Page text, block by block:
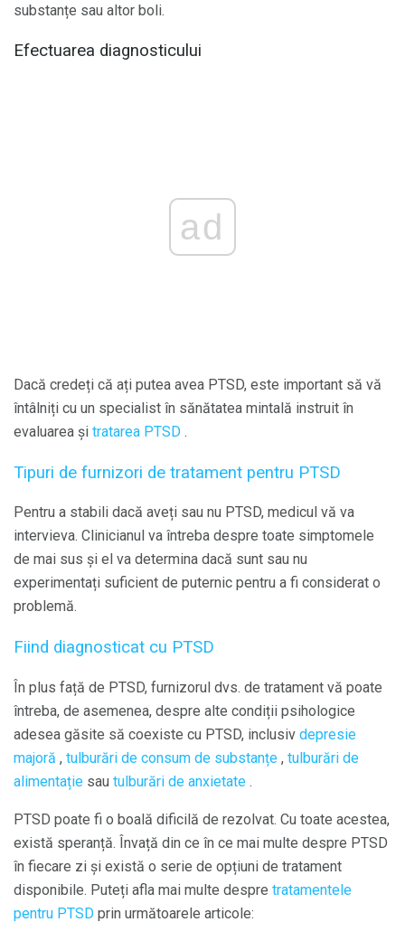
substanțe sau altor boli.
Efectuarea diagnosticului
ad
Dacă credeți că ați putea avea PTSD, este important să vă
întâlniți cu un specialist în sănătatea mintală instruit în
evaluarea și tratarea PTSD .
Tipuri de furnizori de tratament pentru PTSD
Pentru a stabili dacă aveți sau nu PTSD, medicul vă va
intervieva. Clinicianul va întreba despre toate simptomele
de mai sus și el va determina dacă sunt sau nu
experimentați suficient de puternic pentru a fi considerat o
problemă.
Fiind diagnosticat cu PTSD
În plus față de PTSD, furnizorul dvs. de tratament vă poate
întreba, de asemenea, despre alte condiții psihologice
adesea găsite să coexiste cu PTSD, inclusiv depresie
majoră , tulburări de consum de substanțe , tulburări de
alimentație sau tulburări de anxietate .
PTSD poate fi o boală dificilă de rezolvat. Cu toate acestea,
există speranță. Învață din ce în ce mai multe despre PTSD
în fiecare zi și există o serie de opțiuni de tratament
disponibile. Puteți afla mai multe despre tratamentele
pentru PTSD prin următoarele articole: